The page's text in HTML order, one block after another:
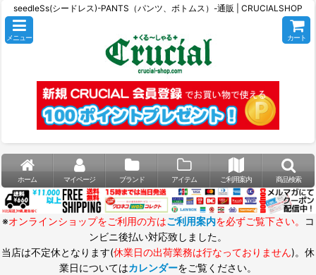
seedleSs(シードレス)-PANTS（パンツ、ボトムス）-通販 | CRUCIALSHOP
メニュー カート
ホーム マイページ ブランド アイテム ご利用案内 商品検索
※オンラインショップをご利用の方はご利用案内を必ずご覧下さい。
コ
ンビニ後払い対応致しました。
当店は不定休となります(休業日の出荷業務は行なっておりません)。休
業日についてはカレンダーをご覧ください。